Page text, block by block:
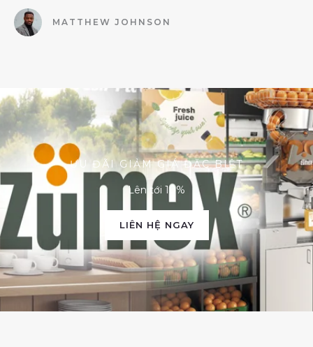
MATTHEW JOHNSON
ƯU ĐÃI GIẢM GIÁ ĐẶC BIỆT
Lên tới 10%
LIÊN HỆ NGAY